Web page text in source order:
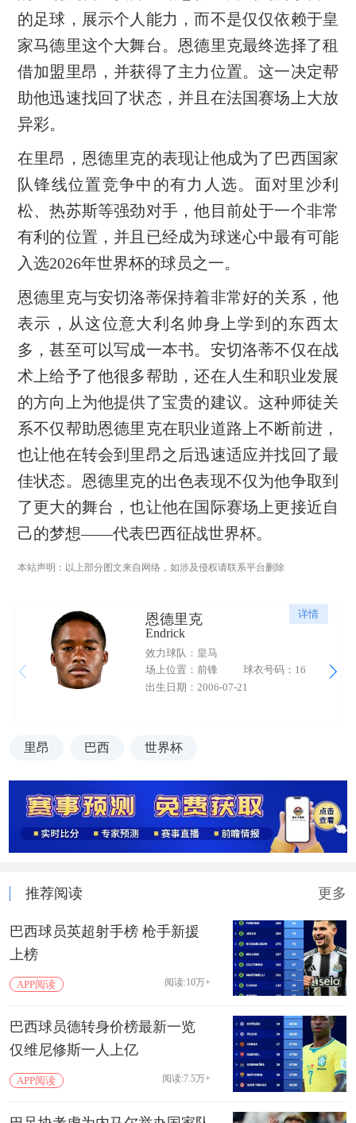
的足球，展示个人能力，而不是仅仅依赖于皇
家马德里这个大舞台。恩德里克最终选择了租
借加盟里昂，并获得了主力位置。这一决定帮
助他迅速找回了状态，并且在法国赛场上大放
异彩。
在里昂，恩德里克的表现让他成为了巴西国家
队锋线位置竞争中的有力人选。面对里沙利
松、热苏斯等强劲对手，他目前处于一个非常
有利的位置，并且已经成为球迷心中最有可能
入选2026年世界杯的球员之一。
恩德里克与安切洛蒂保持着非常好的关系，他
表示，从这位意大利名帅身上学到的东西太
多，甚至可以写成一本书。安切洛蒂不仅在战
术上给予了他很多帮助，还在人生和职业发展
的方向上为他提供了宝贵的建议。这种师徒关
系不仅帮助恩德里克在职业道路上不断前进，
也让他在转会到里昂之后迅速适应并找回了最
佳状态。恩德里克的出色表现不仅为他争取到
了更大的舞台，也让他在国际赛场上更接近自
己的梦想——代表巴西征战世界杯。
本站声明：以上部分图文来自网络，如涉及侵权请联系平台删除
详情
恩德里克
Endrick
效力球队：皇马
场上位置：前锋
球衣号码：16
出生日期：2006-07-21
里昂 巴西 世界杯
推荐阅读 更多
巴西球员英超射手榜 枪手新援
上榜
APP阅读 阅读:10万+
巴西球员德转身价榜最新一览
仅维尼修斯一人上亿
APP阅读 阅读:7.5万+